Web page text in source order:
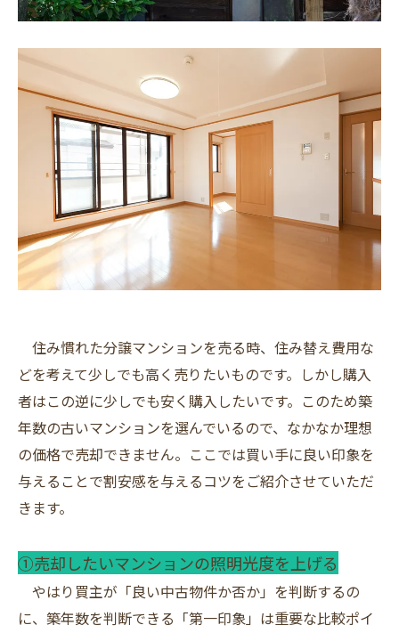
住み慣れた分譲マンションを売る時、住み替え費用な
どを考えて少しでも高く売りたいものです。しかし購入
者はこの逆に少しでも安く購入したいです。このため築
年数の古いマンションを選んでいるので、なかなか理想
の価格で売却できません。ここでは買い手に良い印象を
与えることで割安感を与えるコツをご紹介させていただ
きます。
①売却したいマンションの照明光度を上げる
やはり買主が「良い中古物件か否か」を判断するの
に、築年数を判断できる「第一印象」は重要な比較ポイ